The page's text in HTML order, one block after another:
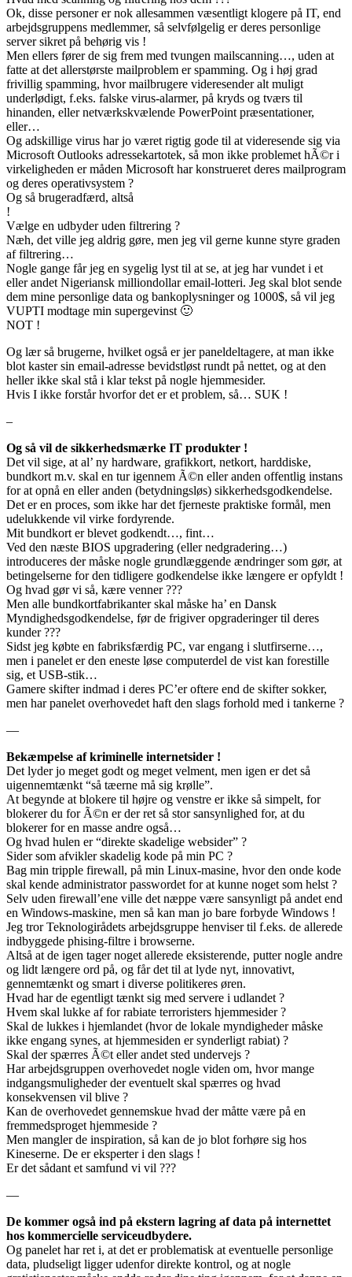
Ok, disse personer er nok allesammen væsentligt klogere på IT, end
arbejdsgruppens medlemmer, så selvfølgelig er deres personlige
server sikret på behørig vis !
Men ellers fører de sig frem med tvungen mailscanning…, uden at
fatte at det allerstørste mailproblem er spamming. Og i høj grad
frivillig spamming, hvor mailbrugere videresender alt muligt
underlødigt, f.eks. falske virus-alarmer, på kryds og tværs til
hinanden, eller netværkskvælende PowerPoint præsentationer,
eller…
Og adskillige virus har jo været rigtig gode til at videresende sig via
Microsoft Outlooks adressekartotek, så mon ikke problemet hÃ©r i
virkeligheden er måden Microsoft har konstrueret deres mailprogram
og deres operativsystem ?
Og så brugeradfærd, altså
!
Vælge en udbyder uden filtrering ?
Næh, det ville jeg aldrig gøre, men jeg vil gerne kunne styre graden
af filtrering…
Nogle gange får jeg en sygelig lyst til at se, at jeg har vundet i et
eller andet Nigeriansk milliondollar email-lotteri. Jeg skal blot sende
dem mine personlige data og bankoplysninger og 1000$, så vil jeg
VUPTI modtage min supergevinst 🙂
NOT !
Og lær så brugerne, hvilket også er jer paneldeltagere, at man ikke
blot kaster sin email-adresse bevidstløst rundt på nettet, og at den
heller ikke skal stå i klar tekst på nogle hjemmesider.
Hvis I ikke forstår hvorfor det er et problem, så… SUK !
–
Og så vil de sikkerhedsmærke IT produkter !
Det vil sige, at al’ ny hardware, grafikkort, netkort, harddiske,
bundkort m.v. skal en tur igennem Ã©n eller anden offentlig instans
for at opnå en eller anden (betydningsløs) sikkerhedsgodkendelse.
Det er en proces, som ikke har det fjerneste praktiske formål, men
udelukkende vil virke fordyrende.
Mit bundkort er blevet godkendt…, fint…
Ved den næste BIOS upgradering (eller nedgradering…)
introduceres der måske nogle grundlæggende ændringer som gør, at
betingelserne for den tidligere godkendelse ikke længere er opfyldt !
Og hvad gør vi så, kære venner ???
Men alle bundkortfabrikanter skal måske ha’ en Dansk
Myndighedsgodkendelse, før de frigiver opgraderinger til deres
kunder ???
Sidst jeg købte en fabriksfærdig PC, var engang i slutfirserne…,
men i panelet er den eneste løse computerdel de vist kan forestille
sig, et USB-stik…
Gamere skifter indmad i deres PC’er oftere end de skifter sokker,
men har panelet overhovedet haft den slags forhold med i tankerne ?
—
Bekæmpelse af kriminelle internetsider !
Det lyder jo meget godt og meget velment, men igen er det så
uigennemtænkt “så tæerne må sig krølle”.
At begynde at blokere til højre og venstre er ikke så simpelt, for
blokerer du for Ã©n er der ret så stor sansynlighed for, at du
blokerer for en masse andre også…
Og hvad hulen er “direkte skadelige websider” ?
Sider som afvikler skadelig kode på min PC ?
Bag min tripple firewall, på min Linux-masine, hvor den onde kode
skal kende administrator passwordet for at kunne noget som helst ?
Selv uden firewall’ene ville det næppe være sansynligt på andet end
en Windows-maskine, men så kan man jo bare forbyde Windows !
Jeg tror Teknologirådets arbejdsgruppe henviser til f.eks. de allerede
indbyggede phising-filtre i browserne.
Altså at de igen tager noget allerede eksisterende, putter nogle andre
og lidt længere ord på, og får det til at lyde nyt, innovativt,
gennemtænkt og smart i diverse politikeres øren.
Hvad har de egentligt tænkt sig med servere i udlandet ?
Hvem skal lukke af for rabiate terroristers hjemmesider ?
Skal de lukkes i hjemlandet (hvor de lokale myndigheder måske
ikke engang synes, at hjemmesiden er synderligt rabiat) ?
Skal der spærres Ã©t eller andet sted undervejs ?
Har arbejdsgruppen overhovedet nogle viden om, hvor mange
indgangsmuligheder der eventuelt skal spærres og hvad
konsekvensen vil blive ?
Kan de overhovedet gennemskue hvad der måtte være på en
fremmedsproget hjemmeside ?
Men mangler de inspiration, så kan de jo blot forhøre sig hos
Kineserne. De er eksperter i den slags !
Er det sådant et samfund vi vil ???
—
De kommer også ind på ekstern lagring af data på internettet
hos kommercielle serviceudbydere.
Og panelet har ret i, at det er problematisk at eventuelle personlige
data, pludseligt ligger udenfor direkte kontrol, og at nogle